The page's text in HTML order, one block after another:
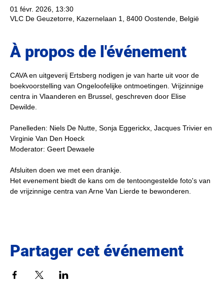
01 févr. 2026, 13:30
VLC De Geuzetorre, Kazernelaan 1, 8400 Oostende, België
À propos de l'événement
CAVA en uitgeverij Ertsberg nodigen je van harte uit voor de
boekvoorstelling van Ongeloofelijke ontmoetingen. Vrijzinnige
centra in Vlaanderen en Brussel, geschreven door Elise
Dewilde.
Panelleden: Niels De Nutte, Sonja Eggerickx, Jacques Trivier en
Virginie Van Den Hoeck
Moderator: Geert Dewaele
Afsluiten doen we met een drankje.
Het evenement biedt de kans om de tentoongestelde foto's van
de vrijzinnige centra van Arne Van Lierde te bewonderen.
Partager cet événement